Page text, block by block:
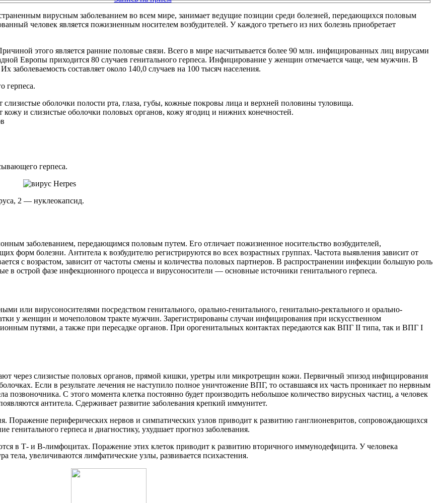
вирусным заболеванием во всем мире, занимает ведущие позиции среди болезней, передающихся половым
человек является пожизненным носителем возбудителей. У каждого третьего из них болезнь приобретает
этого является ранние половые связи. Всего в мире насчитывается более 90 млн. инфицированных лиц вирусами
Европы приходится 80 случаев генитального герпеса. Инфицирование у женщин отмечается чаще, чем мужчин. В
заболеваемость составляет около 140,0 случаев на 100 тысяч населения.
герпеса.
слизистые оболочки полости рта, глаза, губы, кожные покровы лица и верхней половины туловища.
кожу и слизистые оболочки половых органов, кожу ягодиц и нижних конечностей.
герпеса.
2 — нуклеокапсид.
заболеванием, передающимся половым путем. Его отличает пожизненное носительство возбудителей,
болезни. Антитела к возбудителю регистрируются во всех возрастных группах. Частота выявления зависит от
с возрастом, зависит от частоты смены и количества половых партнеров. В распространении инфекции большую роль
острой фазе инфекционного процесса и вирусоносители — основные источники генитального герпеса.
или вирусоносителями посредством генитального, орально-генитального, генитально-ректального и орально-
у женщин и мочеполовом тракте мужчин. Зарегистрированы случаи инфицирования при искусственном
путями, а также при пересадке органов. При орогенитальных контактах передаются как ВПГ II типа, так и ВПГ I
через слизистые половых органов, прямой кишки, уретры или микротрещин кожи. Первичный эпизод инфицирования
Если в результате лечения не наступило полное уничтожение ВПГ, то оставшаяся их часть проникает по нервным
позвоночника. С этого момента клетка постоянно будет производить небольшое количество вирусных частиц, а человек
антитела. Сдерживает развитие заболевания крепкий иммунитет.
Поражение периферических нервов и симпатических узлов приводит к развитию ганглионевритов, сопровождающихся
герпеса и диагностику, ухудшает прогноз заболевания.
в Т- и В-лимфоцитах. Поражение этих клеток приводит к развитию вторичного иммунодефицита. У человека
тела, увеличиваются лимфатические узлы, развивается психастения.